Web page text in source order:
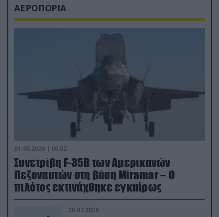
ΑΕΡΟΠΟΡΙΑ
01.08.2026 | 00:02
Συνετρίβη F-35B των Αμερικανών
Πεζοναυτών στη βάση Miramar – Ο
πιλότος εκτινάχθηκε εγκαίρως
30.07.2026